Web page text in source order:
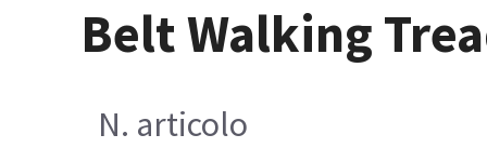
Belt Walking
N. articolo